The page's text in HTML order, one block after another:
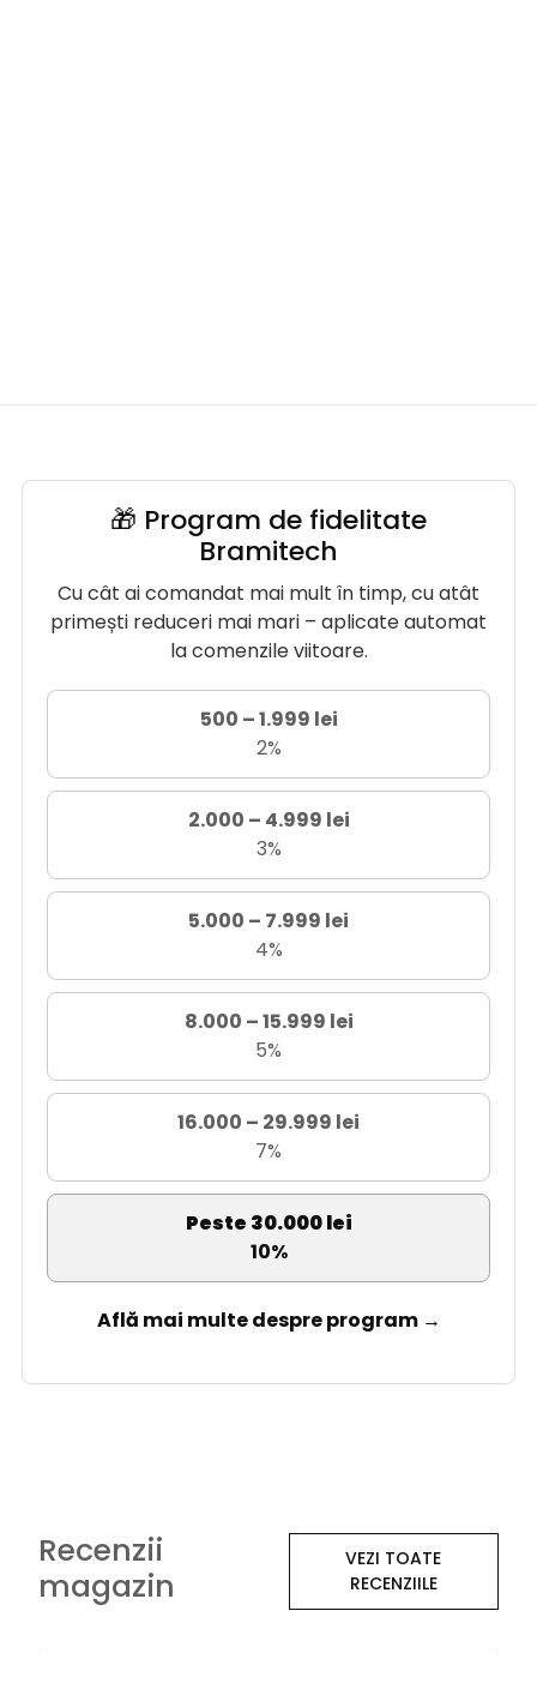
🎁 Program de fidelitate
Bramitech
Cu cât ai comandat mai mult în timp, cu atât
primești reduceri mai mari – aplicate automat
la comenzile viitoare.
500 – 1.999 lei
2%
2.000 – 4.999 lei
3%
5.000 – 7.999 lei
4%
8.000 – 15.999 lei
5%
16.000 – 29.999 lei
7%
Peste 30.000 lei
10%
Află mai multe despre program →
Recenzii
magazin
VEZI TOATE
RECENZIILE